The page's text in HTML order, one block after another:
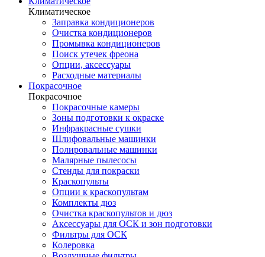
Климатическое
Заправка кондиционеров
Очистка кондиционеров
Промывка кондиционеров
Поиск утечек фреона
Опции, аксессуары
Расходные материалы
Покрасочное
Покрасочное
Покрасочные камеры
Зоны подготовки к окраске
Инфракрасные сушки
Шлифовальные машинки
Полировальные машинки
Малярные пылесосы
Стенды для покраски
Краскопульты
Опции к краскопультам
Комплекты дюз
Очистка краскопультов и дюз
Аксессуары для ОСК и зон подготовки
Фильтры для ОСК
Колеровка